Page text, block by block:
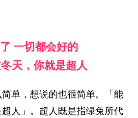
一切都会好的
天，你就是超人
单，想说的也很简单。「能
人」。超人既是指绿兔所代